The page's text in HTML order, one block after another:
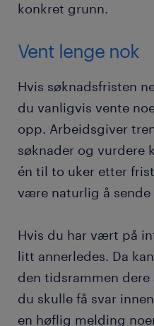
konkret grunn.
Vent lenge nok
Hvis søknadsfristen
du vanligvis vente
opp. Arbeidsgiver
søknader og vurdere
én til to uker etter
være naturlig å
Hvis du har vært på
litt annerledes. Da
den tidsrammen dere
du skulle få svar
en høflig melding